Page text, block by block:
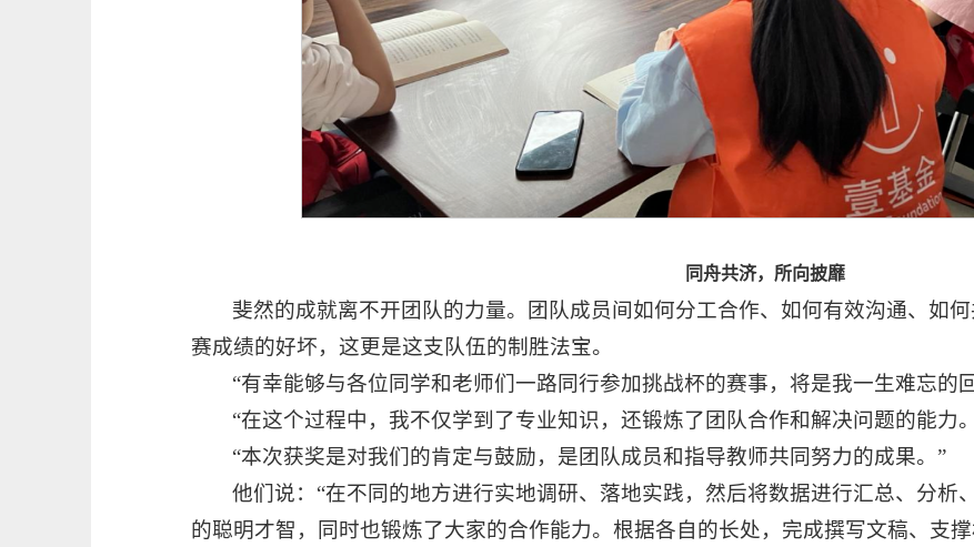
同舟共济，所向披靡
斐然的成就离不开团队的力量。团队成员间如何分工合作、如何有效沟通、如
赛成绩的好坏，这更是这支队伍的制胜法宝。
“有幸能够与各位同学和老师们一路同行参加挑战杯的赛事，将是我一生难忘的
“在这个过程中，我不仅学到了专业知识，还锻炼了团队合作和解决问题的能力
“本次获奖是对我们的肯定与鼓励，是团队成员和指导教师共同努力的成果。”
他们说：“在不同的地方进行实地调研、落地实践，然后将数据进行汇总、分析
的聪明才智，同时也锻炼了大家的合作能力。根据各自的长处，完成撰写文稿、支撑